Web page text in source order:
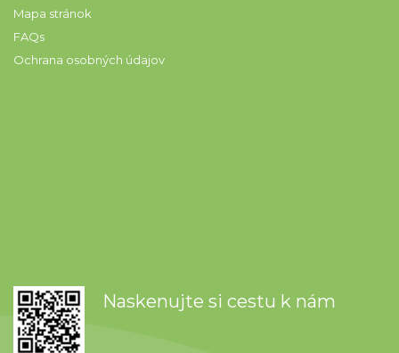
Mapa stránok
FAQs
Ochrana osobných údajov
Naskenujte si cestu k nám